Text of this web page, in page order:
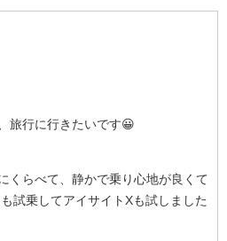
旅行に行きたいです😀
くらべて、静かで乗り心地が良くて
試乗してアイサイトXも試しました